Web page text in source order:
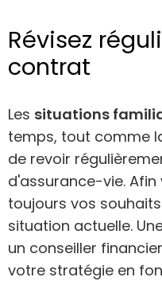
Révisez
contrat
Les situations
temps, tout comme
de revoir
d'assurance-vie.
toujours vos
situation actuelle.
un conseiller
votre stratégie en